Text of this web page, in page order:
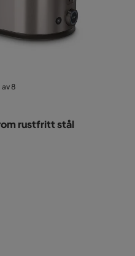
av 8
rustfritt stål